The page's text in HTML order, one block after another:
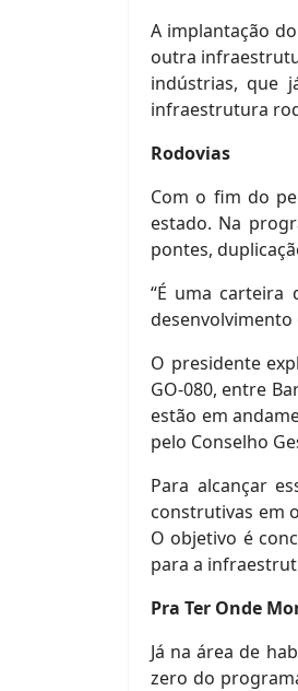
A implantação
outra
indústrias, que
infraestrutura
Rodovias
Com o fim do
estado. Na
pontes,
“É uma
desenvolvimento
O presidente
GO-080, entre
estão em
pelo Conselho
Para alcançar
construtivas em
O objetivo é
para a
Pra Ter Onde
Já na área de
zero do